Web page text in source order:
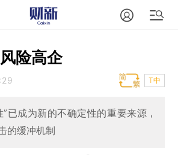
险高企
T中
已成为新的不确定性的重要来源，
的缓冲机制